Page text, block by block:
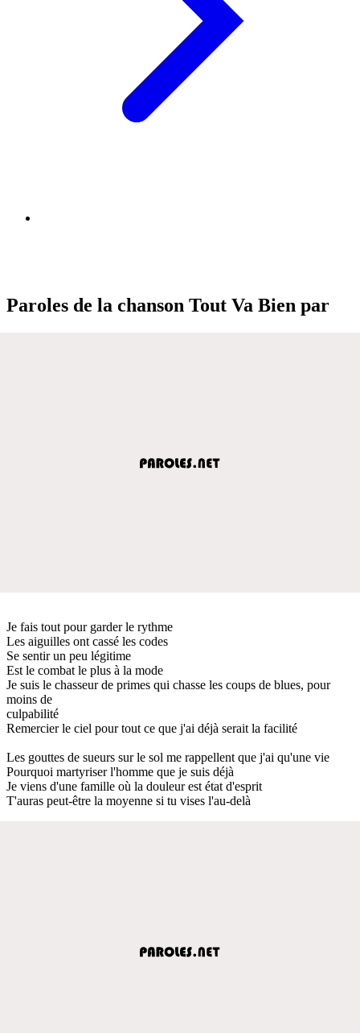
Paroles de la chanson Tout Va Bien par
Je fais tout pour garder le rythme
Les aiguilles ont cassé les codes
Se sentir un peu légitime
Est le combat le plus à la mode
Je suis le chasseur de primes qui chasse les coups de blues, pour
moins de
culpabilité
Remercier le ciel pour tout ce que j'ai déjà serait la facilité
Les gouttes de sueurs sur le sol me rappellent que j'ai qu'une vie
Pourquoi martyriser l'homme que je suis déjà
Je viens d'une famille où la douleur est état d'esprit
T'auras peut-être la moyenne si tu vises l'au-delà